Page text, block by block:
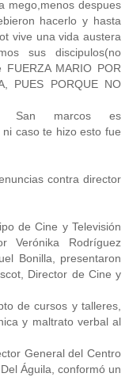
mego,menos despues
hacerlo y hasta
vive una vida austera
sus discipulos(no
MARIO POR
PUES PORQUE NO
San marcos es
caso te hizo esto fue
contra director
de Cine y Televisión
Verónika Rodríguez
Bonilla, presentaron
Director de Cine y
de cursos y talleres,
y maltrato verbal al
General del Centro
Águila, conformó un